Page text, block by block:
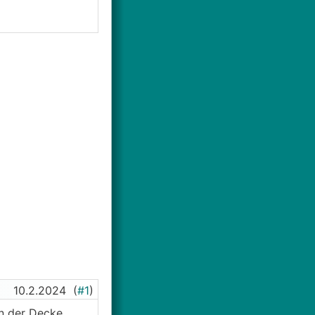
10.2.2024 (#1)